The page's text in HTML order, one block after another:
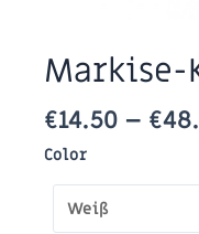
Markise-
€14.50 – €
Color